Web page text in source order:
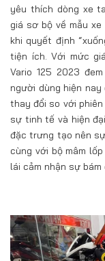
yêu thích dòng xe
giá sơ bộ về mẫu
khi quyết định
tiện ích. Với mức
Vario 125 2023
người dùng hiện
thay đổi so với
sự tinh tế và hiện
đặc trưng tạo nên
cùng với bộ mâm
lái cảm nhận sự